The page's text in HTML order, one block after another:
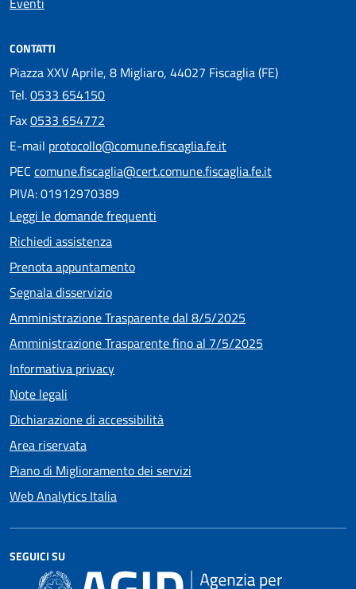
CONTATTI
Piazza XXV Aprile, 8 Migliaro, 44027 Fiscaglia (FE)
Tel.0533 654150
Fax0533 654772
E-mail protocollo@comune.fiscaglia.fe.it
PEC comune.fiscaglia@cert.comune.fiscaglia.fe.it
PIVA: 01912970389
Leggi le domande frequenti
Richiedi assistenza
Prenota appuntamento
Segnala disservizio
Amministrazione Trasparente dal 8/5/2025
Amministrazione Trasparente fino al 7/5/2025
Informativa privacy
Note legali
Dichiarazione di accessibilità
Area riservata
Piano di Miglioramento dei servizi
Web Analytics Italia
SEGUICI SU